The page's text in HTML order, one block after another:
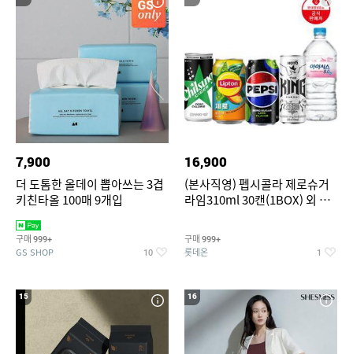
7,900
더 도톰한 올데이 뽑아쓰는 3겹
키친타올 100매 9개입
구매 999+
GS SHOP 10
16,900
(본사직영) 펩시콜라 제로슈거
라임310ml 30캔(1BOX) 외 롯
구매 999+
롯데온 1
15 16